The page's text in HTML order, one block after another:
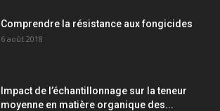
Comprendre la résistance aux fongicides
6 août 2018
Impact de l’échantillonnage sur la teneur
moyenne en matière organique des...